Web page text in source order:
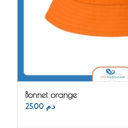
Bonnet orange
د.م. 25.00